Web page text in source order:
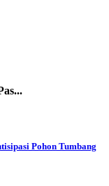
Pohon Tumbang